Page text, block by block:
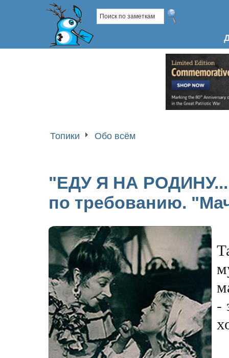
Топики Обо всём
"ЕДУ Я НА
по требованию.
-